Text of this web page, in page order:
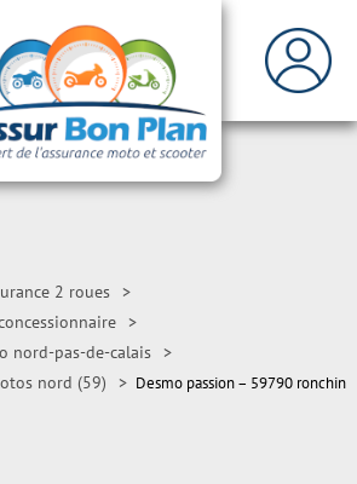
2 roues >
>
nord-pas-de-calais >
nord (59)
> Desmo passion – 59790 ronchin